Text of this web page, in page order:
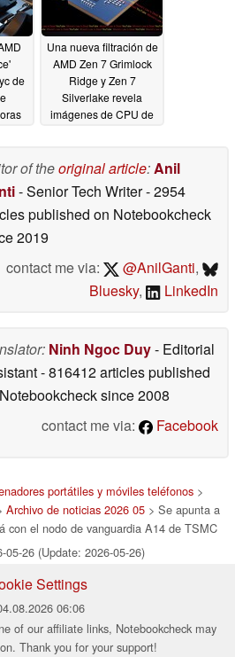
de
Una nueva filtración de
AMD Zen 7 Grimlock
Ridge y Zen 7
Silverlake revela
imágenes de CPU de
of theoriginal article:Anil
- Senior Tech Writer- 2954
published on Notebookcheck
2019
contact me via:
@AnilGanti,
Bluesky, LinkedIn
Ninh Ngoc Duy- Editorial
- 816412 articles published
since 2008
contact me via:
Facebook
portátiles y móviles teléfonos >
Archivo de noticias 2026 05 > Se apunta a
con el nodo de vanguardia A14 de TSMC
05-26 (Update: 2026-05-26)
Settings
06:06
of our affiliate links, Notebookcheck may
Thank you for your support!